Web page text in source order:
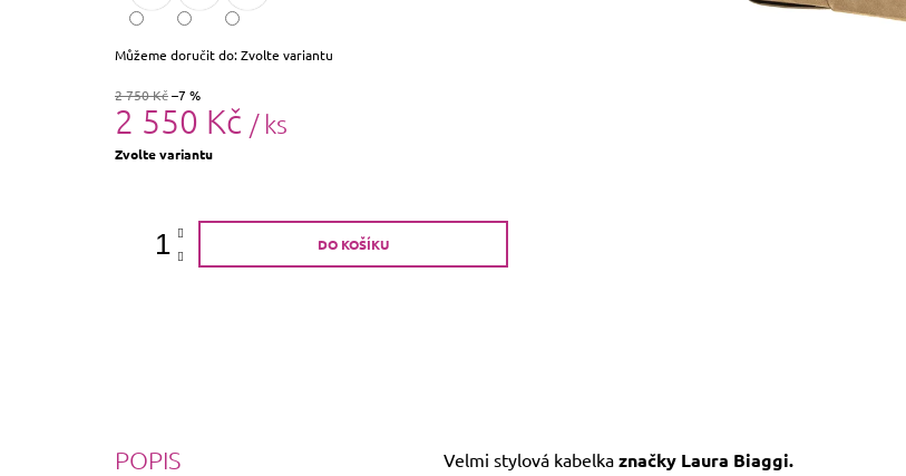
Můžeme doručit do:Zvolte variantu
2 750 Kč–7 %
2 550 Kč / ks
Měrná
Zvolte variantu
DO KOŠÍKU
POPIS
Velmi stylová kabelkaznačky Laura Biaggi.